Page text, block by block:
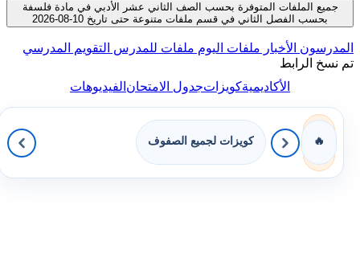
جميع الملفات المتوفرة بحسب الصف الثاني عشر الأدبي في مادة فلسفة
بحسب الفصل الثاني في قسم ملفات متنوعة حتى تاريخ 10-08-2026
المدرسون الأخبار ملفات اليوم ملفات للمدرس التقويم المدرسي
تم نسخ الرابط
الأكاديميةكويزاتجدول الامتحانالفيديوهات
🔥 كويزات لجميع الصفوف